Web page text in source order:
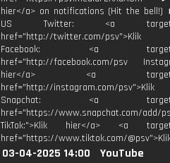
hier</a> on notifications (Hit the bell!)
US Twitter: <a
href="http://twitter.com/psv">Klik
Facebook: <a
href="http://facebook.com/psv
hier</a> <a
href="http://instagram.com/
Snapchat: <a
href="https://www.snapchat.com/add/
TikTok:">Klik hier</a> <a
href="https://www.tiktok.com/
03-04-2025 14:00
YouTube